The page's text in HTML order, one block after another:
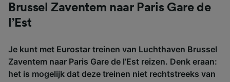
Brussel Zaventem naar Paris Gare de
l’Est
Je kunt met Eurostar treinen van Luchthaven Brussel
Zaventem naar Paris Gare de l’Est reizen. Denk eraan:
het is mogelijk dat deze treinen niet rechtstreeks van